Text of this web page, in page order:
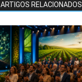
ARTIGOS RELACIONADOS